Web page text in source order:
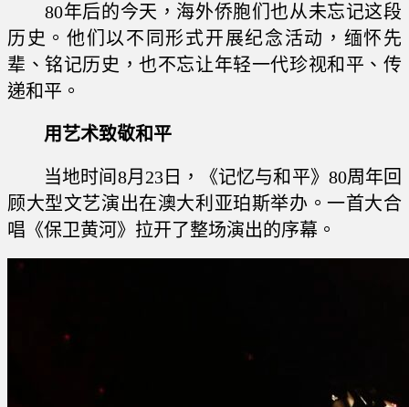
80年后的今天，海外侨胞们也从未忘记这段
历史。他们以不同形式开展纪念活动，缅怀先
辈、铭记历史，也不忘让年轻一代珍视和平、传
递和平。
用艺术致敬和平
当地时间8月23日，《记忆与和平》80周年回
顾大型文艺演出在澳大利亚珀斯举办。一首大合
唱《保卫黄河》拉开了整场演出的序幕。